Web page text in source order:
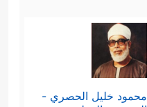
محمود خليل الحصري -